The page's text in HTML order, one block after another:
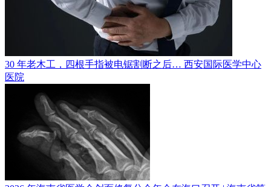
30 年老木工，四根手指被电锯割断之后… 西安国际医学中心
医院